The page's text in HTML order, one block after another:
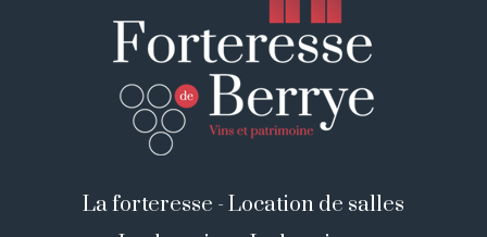
La forteresse - Location de salles